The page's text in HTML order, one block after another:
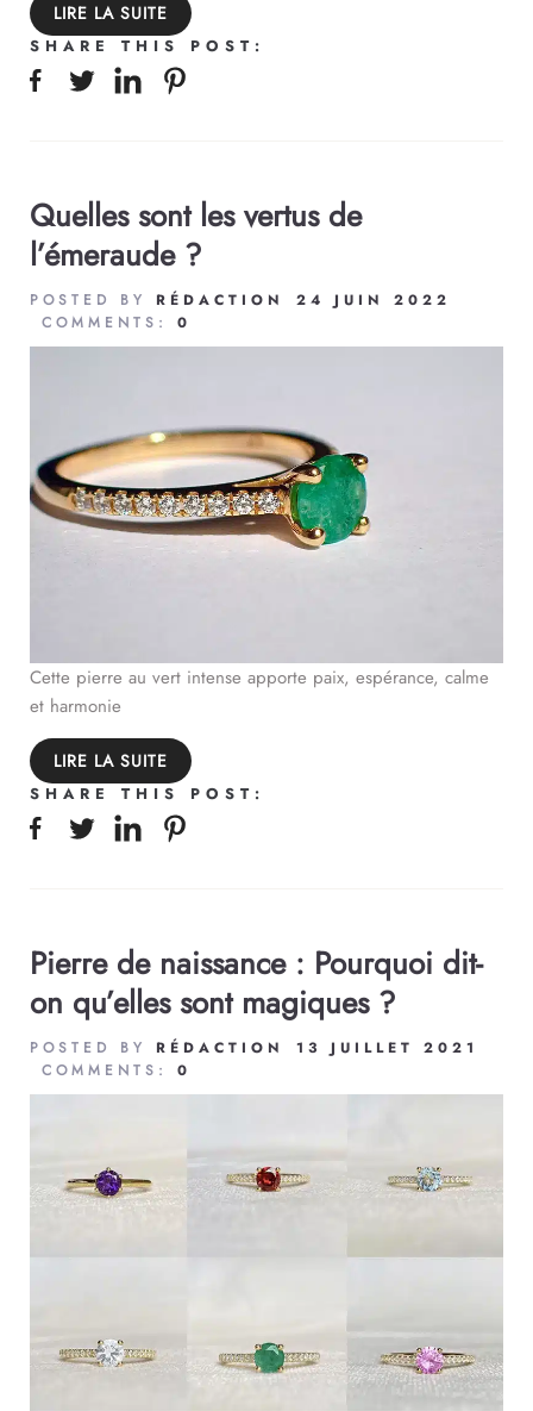
LIRE LA SUITE
SHARE THIS POST:
Quelles sont les vertus de
l’émeraude ?
POSTED BY RÉDACTION
24 JUIN 2022
COMMENTS: 0
Cette pierre au vert intense apporte paix, espérance, calme
et harmonie
LIRE LA SUITE
SHARE THIS POST:
Pierre de naissance : Pourquoi dit-
on qu’elles sont magiques ?
POSTED BY RÉDACTION
13 JUILLET 2021
COMMENTS: 0